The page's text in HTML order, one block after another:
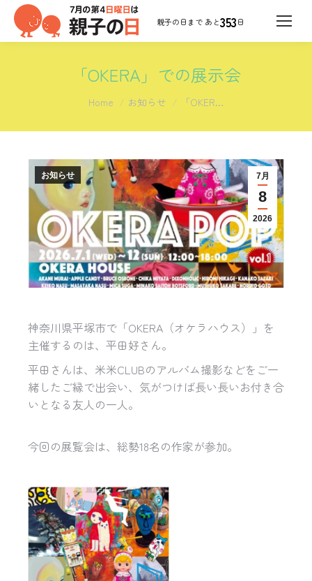
353日
「OKERA」での展示会
You are here:
Home お知らせ 「OKER…
7月
8
2026
お知らせ
神奈川県平塚市で「OKERA（オケラハウス）」を
主催するのは、平田好さん。
平田さんは、米米CLUBのアルバム撮影などをご一
緒したご縁で出会い、気がつけば長い長いお付き合
いとなる友人の一人。
今回の展覧会は、総勢18名の作家が参加。